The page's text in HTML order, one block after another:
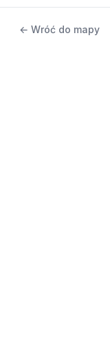
← Wróć do mapy